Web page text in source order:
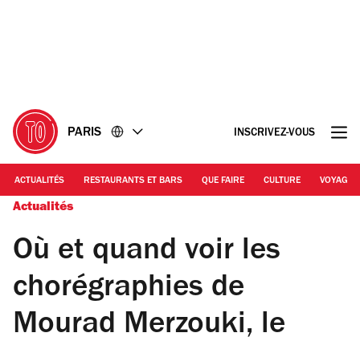
PARIS INSCRIVEZ-VOUS
ACTUALITÉS RESTAURANTS ET BARS QUE FAIRE CULTURE VOYAGE
Actualités
Où et quand voir les
chorégraphies de
Mourad Merzouki, le